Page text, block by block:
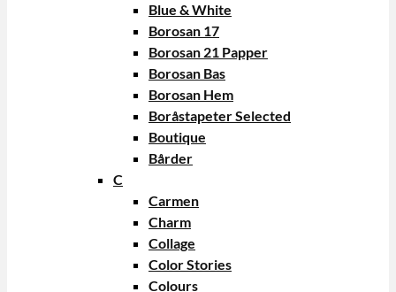
Blue & White
Borosan 17
Borosan 21 Papper
Borosan Bas
Borosan Hem
Boråstapeter Selected
Boutique
Bårder
C
Carmen
Charm
Collage
Color Stories
Colours